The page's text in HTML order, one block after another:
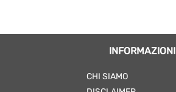
INFORMAZIONI
CHI SIAMO